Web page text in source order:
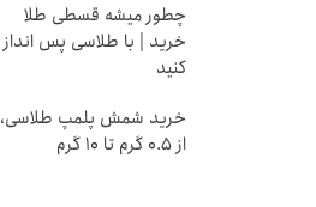
چطور میشه قسطی طلا
خرید | با طلاسی پس انداز
کنید
خرید شمش پلمپ طلاسی،
از ۰.۵ گرم تا ۱۰ گرم